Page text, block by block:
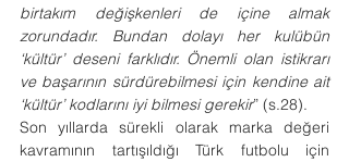
birtakım değişkenleri de içine almak
zorundadır. Bundan dolayı her kulübün
‘kültür’ deseni farklıdır. Önemli olan istikrarı
ve başarının sürdürebilmesi için kendine ait
‘kültür’ kodlarını iyi bilmesi gerekir” (s.28).
Son yıllarda sürekli olarak marka değeri
kavramının tartışıldığı Türk futbolu için